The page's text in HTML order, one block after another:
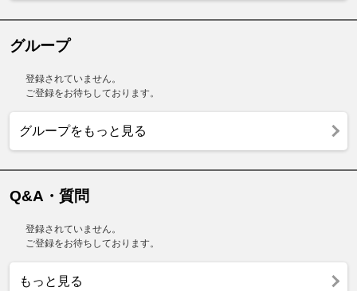
グループ
登録されていません。
ご登録をお待ちしております。
グループをもっと見る
Q&A・質問
登録されていません。
ご登録をお待ちしております。
もっと見る